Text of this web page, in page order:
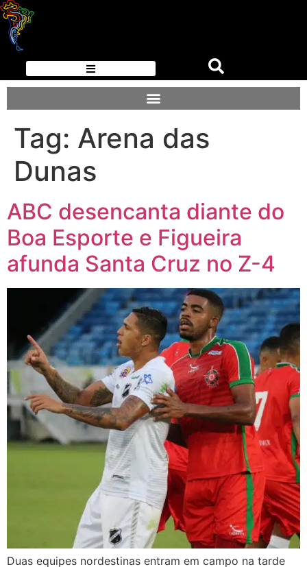
Tag: Arena das
Dunas
ABC desencanta diante do
Boa Esporte e Figueira
afunda Santa Cruz no Z-4
Duas equipes nordestinas entram em campo na tarde